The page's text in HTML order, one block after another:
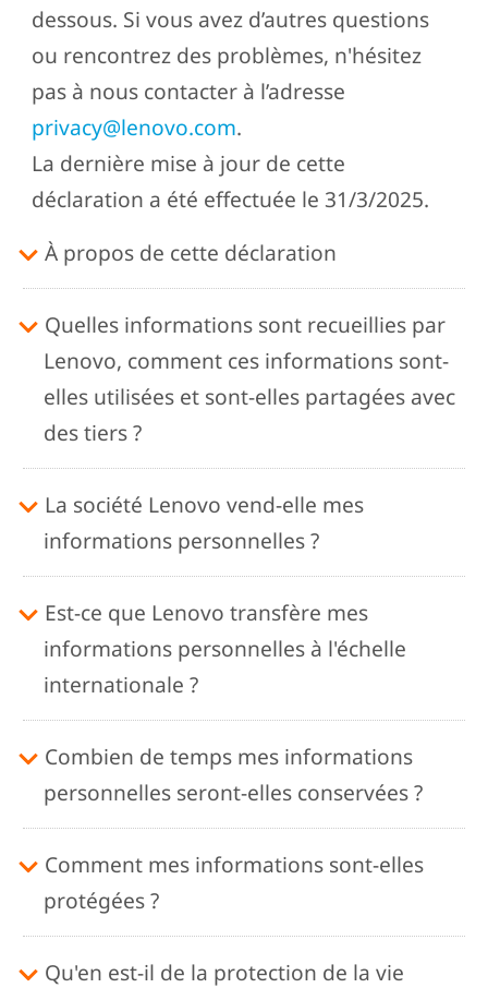
dessous. Si vous avez d’autres questions
ou rencontrez des problèmes, n'hésitez
pas à nous contacter à l’adresse
privacy@lenovo.com.
La dernière mise à jour de cette
déclaration a été effectuée le 31/3/2025.
À propos de cette déclaration
Quelles informations sont recueillies par
Lenovo, comment ces informations sont-
elles utilisées et sont-elles partagées avec
des tiers ?
La société Lenovo vend-elle mes
informations personnelles ?
Est-ce que Lenovo transfère mes
informations personnelles à l'échelle
internationale ?
Combien de temps mes informations
personnelles seront-elles conservées ?
Comment mes informations sont-elles
protégées ?
Qu'en est-il de la protection de la vie